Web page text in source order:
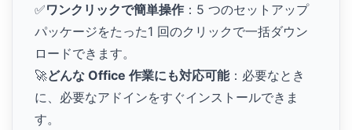
✅ワンクリックで簡単操作 ：5 つのセットアップ
パッケージをたった1 回のクリックで一括ダウン
ロードできます。
🚀どんな Office 作業にも対応可能：必要なとき
に、必要なアドインをすぐインストールできま
す。